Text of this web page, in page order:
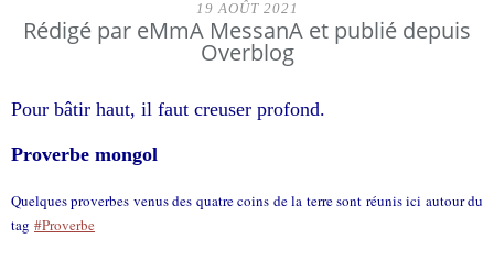
19 AOÛT 2021
Rédigé par eMmA MessanA et publié depuis
Overblog
Pour bâtir haut, il faut creuser profond.
Proverbe mongol
Quelques proverbes venus des quatre coins de la terre sont réunis ici autour du
tag #Proverbe